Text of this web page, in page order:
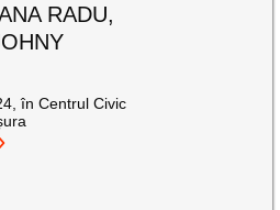
RADU,
în Centrul Civic